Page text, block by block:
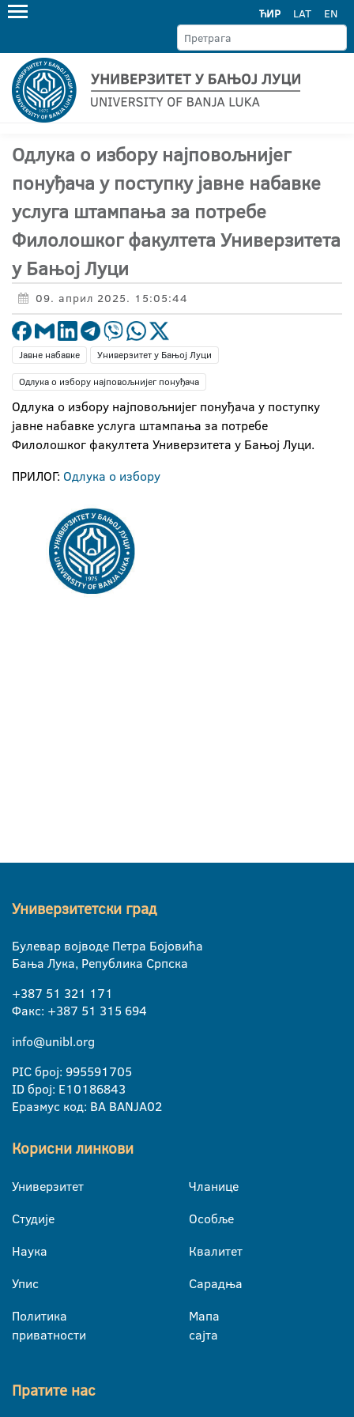
ЋИР LAT EN
Oдлука о избору најповољнијег
понуђача у поступку јавне набавке
услугa штампања за потребе
Филолошког факултета Универзитета
у Бањој Луци
09. април 2025. 15:05:44
Јавне набавке
Универзитет у Бањој Луци
Одлука о избору најповољнијег понуђача
Oдлука о избору најповољнијег понуђача у поступку
јавне набавке услугa штампања за потребе
Филолошког факултета Универзитета у Бањој Луци.
ПРИЛОГ: Одлука о избору
Универзитетски град
Булевар војводе Петра Бојовића
Бања Лука, Република Српска
+387 51 321 171
Факс: +387 51 315 694
info@unibl.org
PIC број: 995591705
ID број: E10186843
Еразмус код: BA BANJA02
Корисни линкови
Универзитет
Студије
Наука
Упис
Политика
приватности
Чланице
Особље
Квалитет
Сарадња
Мапа
сајта
Пратите нас